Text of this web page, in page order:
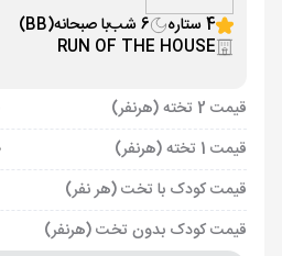
4 ستاره
6 شب با صبحانه(BB)
RUN OF THE HOUSE
قیمت 2 تخته (هرنفر)
قیمت 1 تخته (هرنفر)
قیمت کودک با تخت (هر نفر)
قیمت کودک بدون تخت (هرنفر)